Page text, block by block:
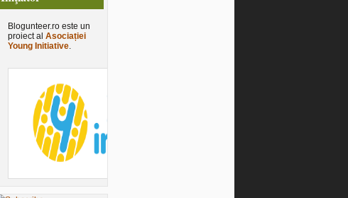
Blogunteer.ro este un
proiect al Asociației
Young Initiative.